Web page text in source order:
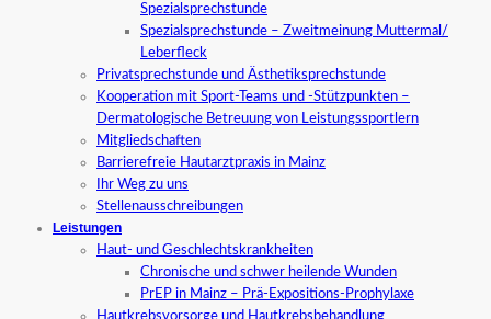
Spezialsprechstunde
Spezialsprechstunde – Zweitmeinung Muttermal/
Leberfleck
Privatsprechstunde und Ästhetiksprechstunde
Kooperation mit Sport-Teams und -Stützpunkten –
Dermatologische Betreuung von Leistungssportlern
Mitgliedschaften
Barrierefreie Hautarztpraxis in Mainz
Ihr Weg zu uns
Stellenausschreibungen
Leistungen
Haut- und Geschlechtskrankheiten
Chronische und schwer heilende Wunden
PrEP in Mainz – Prä-Expositions-Prophylaxe
Hautkrebsvorsorge und Hautkrebsbehandlung